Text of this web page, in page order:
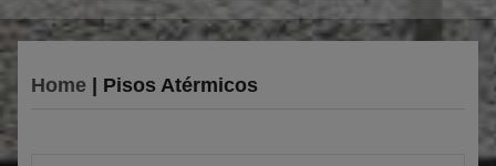
Home | Pisos Atérmicos